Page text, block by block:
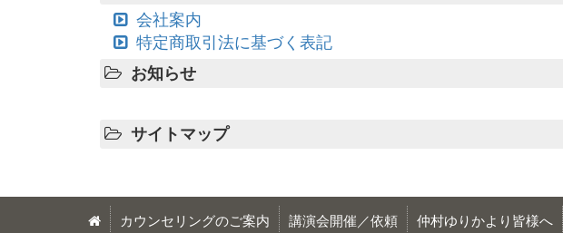
会社案内
特定商取引法に基づく表記
お知らせ
サイトマップ
カウンセリングのご案内 講演会開催／依頼 仲村ゆりかより皆様へ